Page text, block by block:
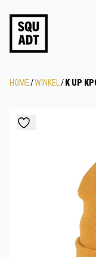
HOME/WINKEL / K UP